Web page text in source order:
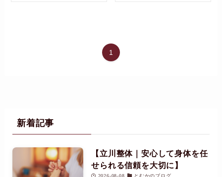
1
新着記事
【立川整体｜安心して身体を任
せられる信頼を大切に】
2026-08-08 とむかのブログ